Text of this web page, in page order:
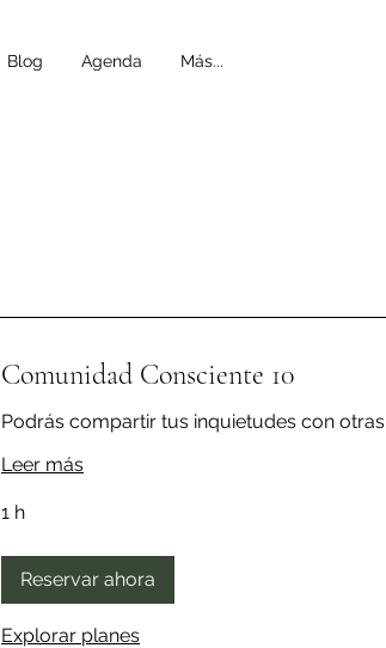
Blog Agenda Más...
Comunidad Consciente 10
Podrás compartir tus inquietudes con
Leer más
1 h
Reservar ahora
Explorar planes